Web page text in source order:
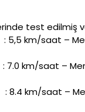
test edilmiş
saat –
: 7.0 km/saat –
saat –